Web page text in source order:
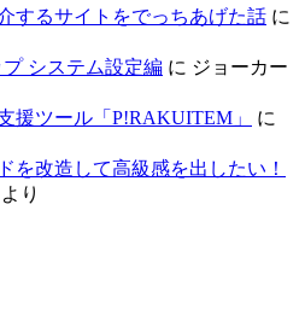
するサイトをでっちあげた話 に
システム設定編 に ジョーカー
援ツール「P!RAKUITEM」
に
を改造して高級感を出したい！
より